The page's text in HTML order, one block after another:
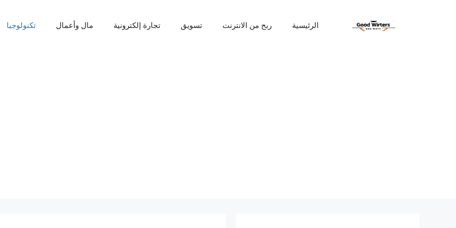
الرئيسية ربح من الانترنت تسويق تجارة إلكترونية مال وأعمال تكنولوجيا